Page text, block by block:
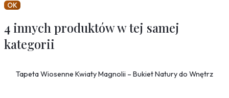
OK
4 innych produktów w tej samej
kategorii
Tapeta Wiosenne Kwiaty Magnolii – Bukiet Natury do Wnętrz